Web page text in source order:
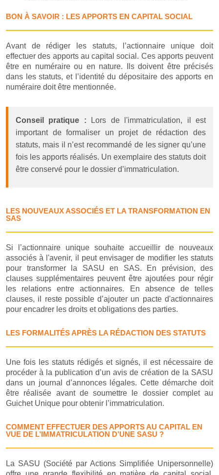
BON À SAVOIR : LES APPORTS EN CAPITAL SOCIAL
Avant de rédiger les statuts, l’actionnaire unique doit
effectuer des apports au capital social. Ces apports peuvent
être en numéraire ou en nature. Ils doivent être précisés
dans les statuts, et l’identité du dépositaire des apports en
numéraire doit être mentionnée.
Conseil pratique : Lors de l'immatriculation, il est
important de formaliser un projet de rédaction des
statuts, mais il n’est recommandé de les signer qu’une
fois les apports réalisés. Un exemplaire des statuts doit
être conservé pour le dossier d’immatriculation.
LES NOUVEAUX ASSOCIÉS ET LA TRANSFORMATION EN
SAS
Si l’actionnaire unique souhaite accueillir de nouveaux
associés à l'avenir, il peut envisager de modifier les statuts
pour transformer la SASU en SAS. En prévision, des
clauses supplémentaires peuvent être ajoutées pour régir
les relations entre actionnaires. En absence de telles
clauses, il reste possible d’ajouter un pacte d'actionnaires
pour encadrer les droits et obligations des parties.
LES FORMALITÉS APRÈS LA RÉDACTION DES STATUTS
Une fois les statuts rédigés et signés, il est nécessaire de
procéder à la publication d’un avis de création de la SASU
dans un journal d’annonces légales. Cette démarche doit
être réalisée avant de soumettre le dossier complet au
Guichet Unique pour obtenir l’immatriculation.
COMMENT EFFECTUER DES APPORTS AU CAPITAL EN
VUE DE L’IMMATRICULATION D’UNE SASU ?
La SASU (Société par Actions Simplifiée Unipersonnelle)